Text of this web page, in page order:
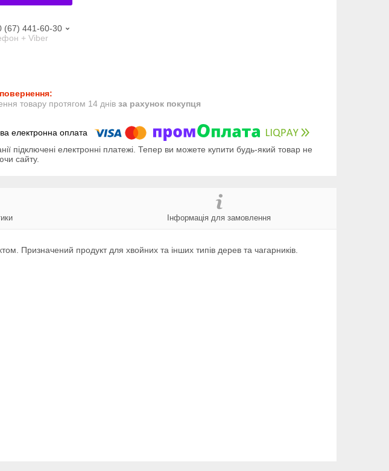
(67) 441-60-30
+ Viber
товару протягом 14 днів за рахунок покупця
підключені електронні платежі. Тепер ви можете купити будь-який товар не
сайту.
Інформація для замовлення
Призначений продукт для хвойних та інших типів дерев та чагарників.